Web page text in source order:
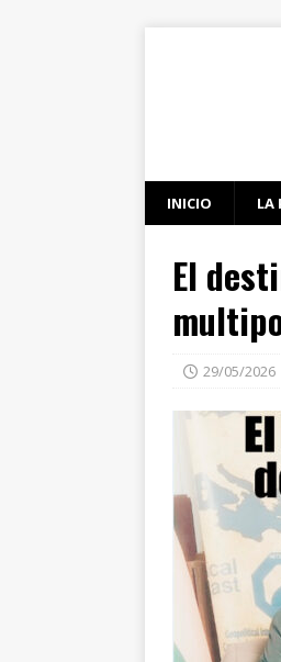
INICIO LA
El
29/05/2026